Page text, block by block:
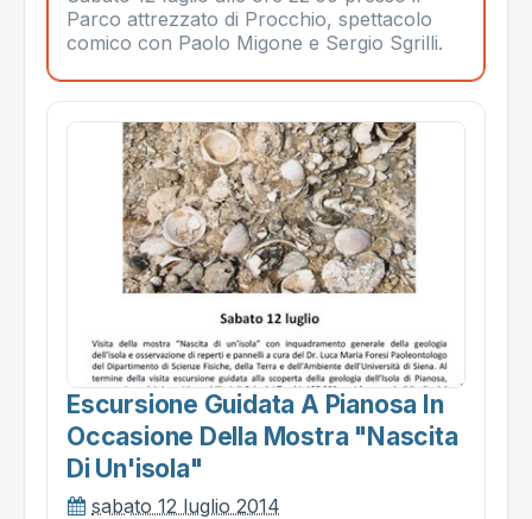
Parco attrezzato di Procchio, spettacolo
comico con Paolo Migone e Sergio Sgrilli.
Escursione Guidata A Pianosa In
Occasione Della Mostra "nascita
Di Un'isola"
sabato 12 luglio 2014